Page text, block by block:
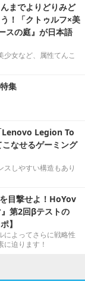
までよりどりみど
！「クトゥルフ×美
スの庭』が日本語
少女など、属性てんこ
集
Lenovo Legion To
なせるゲーミング
しやすい構造もあり
目撃せよ！HoYov
第2回βテストの
】
によってさらに戦略性
迫ります！